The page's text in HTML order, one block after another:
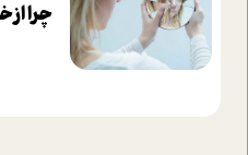
چرا از